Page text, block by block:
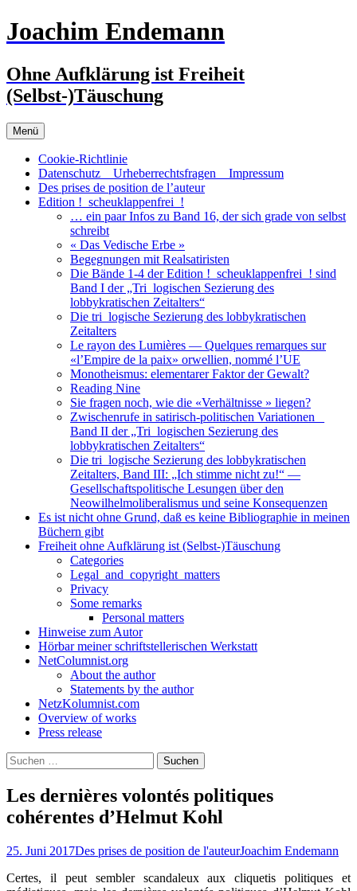
Zum
Inhalt
Joachim Endemann
Ohne Aufklärung ist Freiheit
(Selbst-)Täuschung
Menü
Cookie-Richtlinie
Datenschutz _ Urheberrechtsfragen _ Impressum
Des prises de position de l’auteur
Edition !_scheuklappenfrei_!
… ein paar Infos zu Band 16, der sich grade von selbst
schreibt
« Das Vedische Erbe »
Begegnungen mit Realsatiristen
Die Bände 1-4 der Edition !_scheuklappenfrei_! sind
Band I der „Tri_logischen Sezierung des
lobbykratischen Zeitalters“
Die tri_logische Sezierung des lobbykratischen
Zeitalters
Le rayon des Lumières — Quelques remarques sur
«l’Empire de la paix» orwellien, nommé l’UE
Monotheismus: elementarer Faktor der Gewalt?
Reading Nine
Sie fragen noch, wie die «Verhältnisse » liegen?
Zwischenrufe in satirisch-politischen Variationen _
Band II der „Tri_logischen Sezierung des
lobbykratischen Zeitalters“
Die tri_logische Sezierung des lobbykratischen
Zeitalters, Band III: „Ich stimme nicht zu!“ —
Gesellschaftspolitische Lesungen über den
Neowilhelmoliberalismus und seine Konsequenzen
Es ist nicht ohne Grund, daß es keine Bibliographie in meinen
Büchern gibt
Freiheit ohne Aufklärung ist (Selbst-)Täuschung
Categories
Legal_and_copyright_matters
Privacy
Some remarks
Personal matters
Hinweise zum Autor
Hörbar meiner schriftstellerischen Werkstatt
NetColumnist.org
About the author
Statements by the author
NetzKolumnist.com
Overview of works
Press release
Suchen
nach:
Les dernières volontés politiques
cohérentes d’Helmut Kohl
25. Juni 2017Des prises de position de l'auteurJoachim Endemann
Certes, il peut sembler scandaleux aux cliquetis politiques et